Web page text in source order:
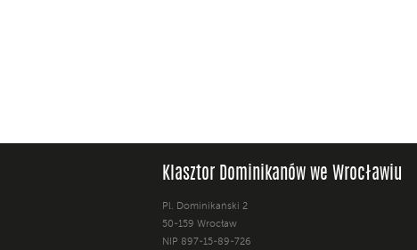
Klasztor Dominikanów we Wrocławiu
Pl. Dominikański 2
50-159 Wrocław
NIP 897-15-89-726